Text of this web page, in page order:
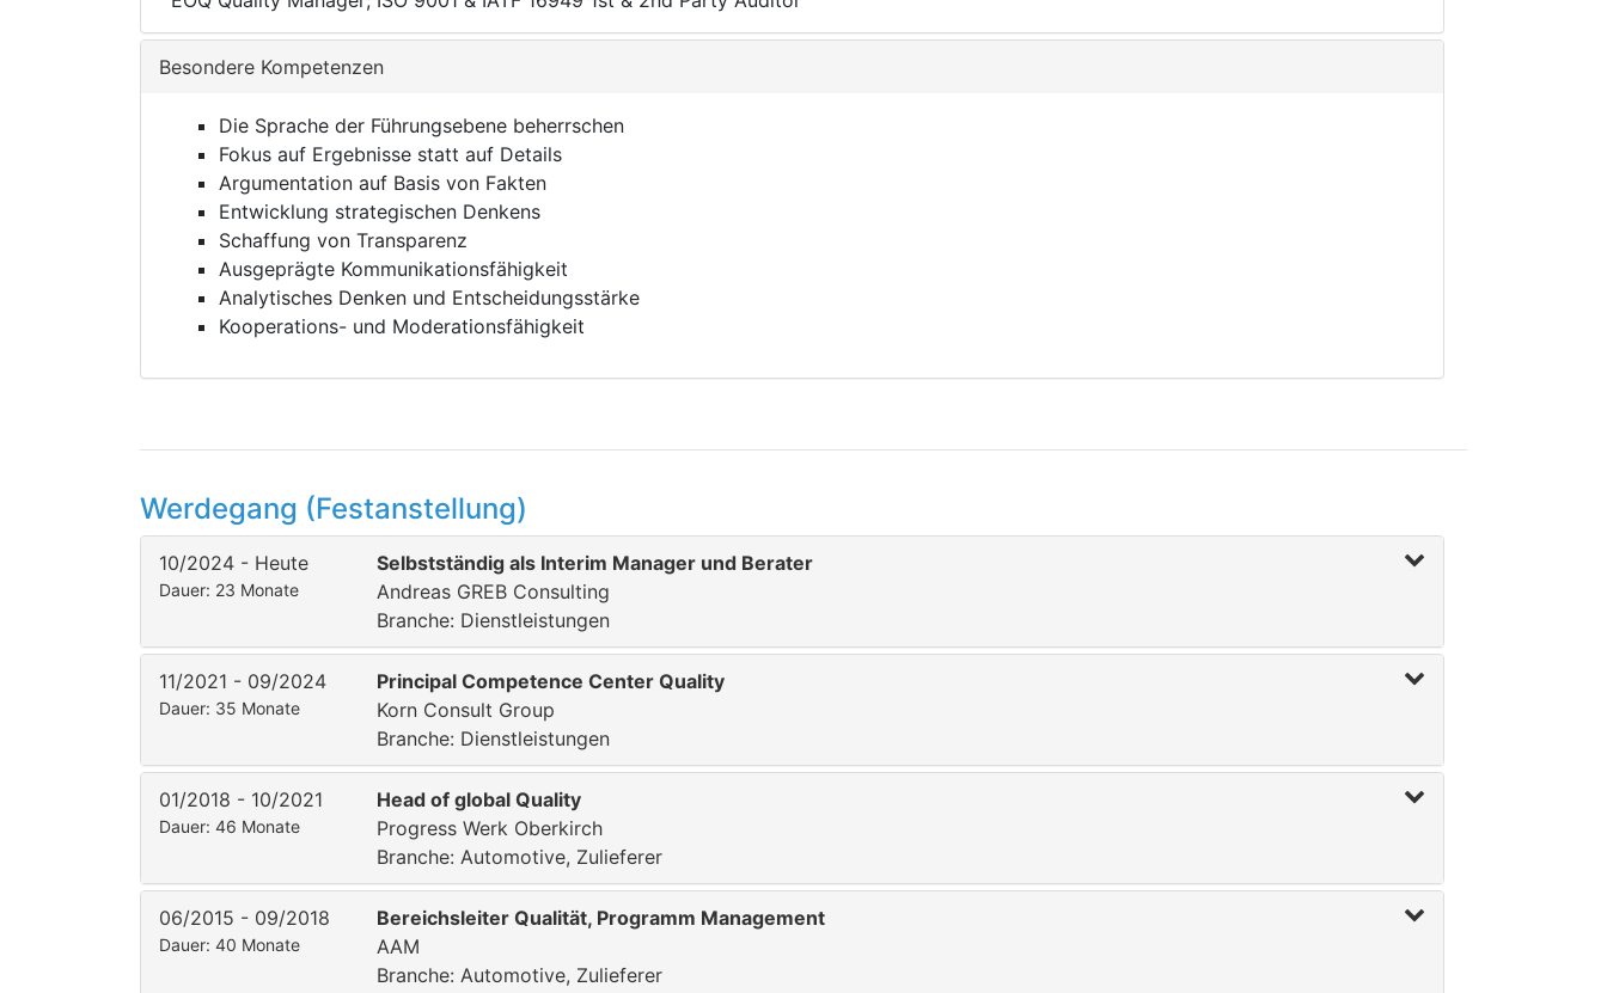
Besondere Kompetenzen
Die Sprache der Führungsebene beherrschen
Fokus auf Ergebnisse statt auf Details
Argumentation auf Basis von Fakten
Entwicklung strategischen Denkens
Schaffung von Transparenz
Ausgeprägte Kommunikationsfähigkeit
Analytisches Denken und Entscheidungsstärke
Kooperations- und Moderationsfähigkeit
Werdegang (Festanstellung)
10/2024 - Heute
Dauer: 23 Monate
Selbstständig als Interim Manager und Berater
Andreas GREB Consulting
Branche: Dienstleistungen
11/2021 - 09/2024
Dauer: 35 Monate
Principal Competence Center Quality
Korn Consult Group
Branche: Dienstleistungen
01/2018 - 10/2021
Dauer: 46 Monate
Head of global Quality
Progress Werk Oberkirch
Branche: Automotive, Zulieferer
06/2015 - 09/2018
Dauer: 40 Monate
Bereichsleiter Qualität, Programm Management
AAM
Branche: Automotive, Zulieferer